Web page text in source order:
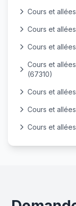
Cours et
Cours et
Cours et
Cours et
(67310)
Cours et
Cours et
Cours et